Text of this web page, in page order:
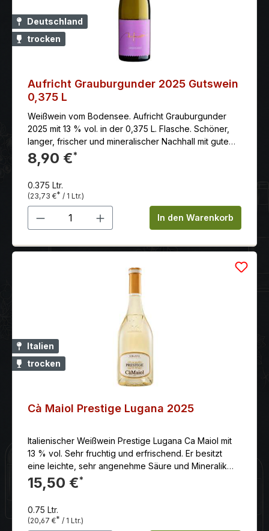
Deutschland
trocken
Aufricht Grauburgunder 2025 Gutswein
0,375 L
Weißwein vom Bodensee. Aufricht Grauburgunder
2025 mit 13 % vol. in der 0,375 L. Flasche. Schöner,
langer, frischer und mineralischer Nachhall mit gutem
und frischem Zug.
8,90 €*
0.375 Ltr.
(23,73 €* / 1 Ltr.)
Produkt Anzahl: Gib denIn den Warenkorb
Italien
trocken
Cà Maiol Prestige Lugana 2025
Italienischer Weißwein Prestige Lugana Ca Maiol mit
13 % vol. Sehr fruchtig und erfrischend. Er besitzt
eine leichte, sehr angenehme Säure und Mineralik
und ist somit ein Weißwein, den man nicht nur im
Sommer genießt. Präsentiert sich mit einer strahlend
hell grünlichen Reflexen.
15,50 €*
0.75 Ltr.
(20,67 €* / 1 Ltr.)